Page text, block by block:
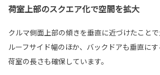
荷室上部のスクエア化で空間を拡大
クルマ側面上部の傾きを垂直に近づけたこと
ルーフサイド幅のほか、バックドアも垂直に
荷室の長さも確保しています。